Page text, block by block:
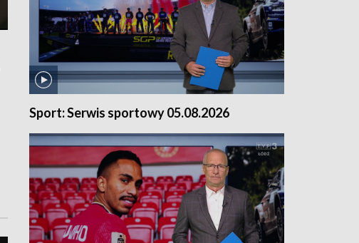
Sport: Serwis sportowy 05.08.2026